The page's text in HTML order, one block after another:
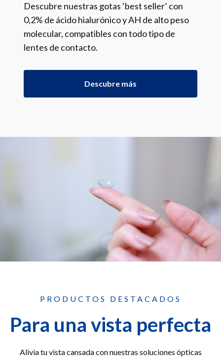
Descubre nuestras gotas ‘best seller’ con
0,2% de ácido hialurónico y AH de alto peso
molecular, compatibles con todo tipo de
lentes de contacto.
Descubre más
PRODUCTOS DESTACADOS
Para una vista perfecta
Alivia tu vista cansada con nuestras soluciones ópticas